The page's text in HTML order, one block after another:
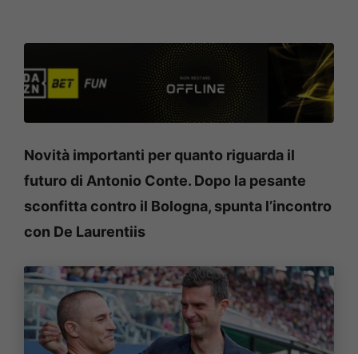
Novità importanti per quanto riguarda il
futuro di Antonio Conte. Dopo la pesante
sconfitta contro il Bologna, spunta l’incontro
con De Laurentiis